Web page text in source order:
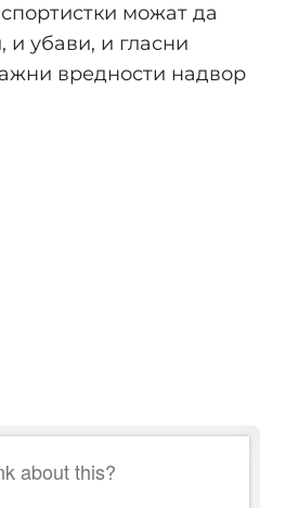
можат да
убави, и гласни
вредности надвор